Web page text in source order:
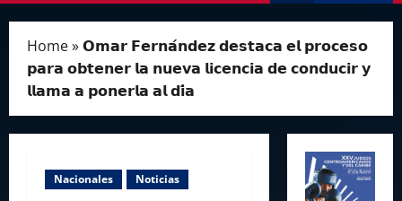
Home»𝗢𝗺𝗮𝗿 𝗙𝗲𝗿𝗻𝗮́𝗻𝗱𝗲𝘇 𝗱𝗲𝘀𝘁𝗮𝗰𝗮 𝗲𝗹 𝗽𝗿𝗼𝗰𝗲𝘀𝗼
𝗽𝗮𝗿𝗮 𝗼𝗯𝘁𝗲𝗻𝗲𝗿 𝗹𝗮 𝗻𝘂𝗲𝘃𝗮 𝗹𝗶𝗰𝗲𝗻𝗰𝗶𝗮 𝗱𝗲 𝗰𝗼𝗻𝗱𝘂𝗰𝗶𝗿 𝘆
𝗹𝗹𝗮𝗺𝗮 𝗮 𝗽𝗼𝗻𝗲𝗿𝗹𝗮 𝗮𝗹 𝗱𝗶́𝗮
Nacionales Noticias